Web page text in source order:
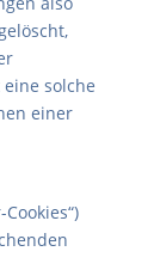
solche
einer